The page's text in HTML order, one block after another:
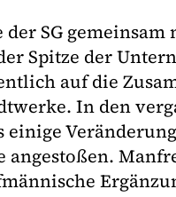
SG
Spitze der
auf die
In den
einige
angestoßen.